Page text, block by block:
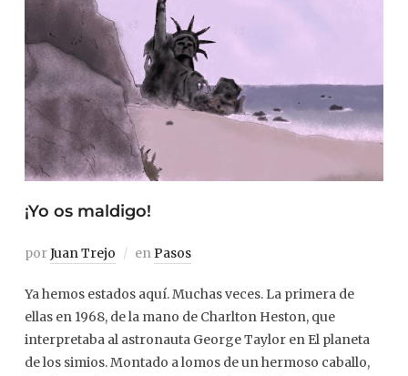
¡Yo os maldigo!
porJuan Trejo enPasos
Ya hemos estados aquí. Muchas veces. La primera de
ellas en 1968, de la mano de Charlton Heston, que
interpretaba al astronauta George Taylor en El planeta
de los simios. Montado a lomos de un hermoso caballo,